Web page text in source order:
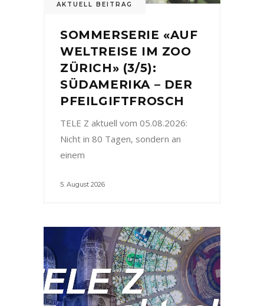
AKTUELL BEITRAG
SOMMERSERIE «AUF
WELTREISE IM ZOO
ZÜRICH» (3/5):
SÜDAMERIKA – DER
PFEILGIFTFROSCH
TELE Z aktuell vom 05.08.2026:
Nicht in 80 Tagen, sondern an
einem
5. August 2026